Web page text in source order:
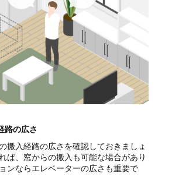
路の広さ
搬入経路の広さを確認しておきましょ
ば、窓からの搬入も可能な場合があり
ンならエレベーターの広さも重要で